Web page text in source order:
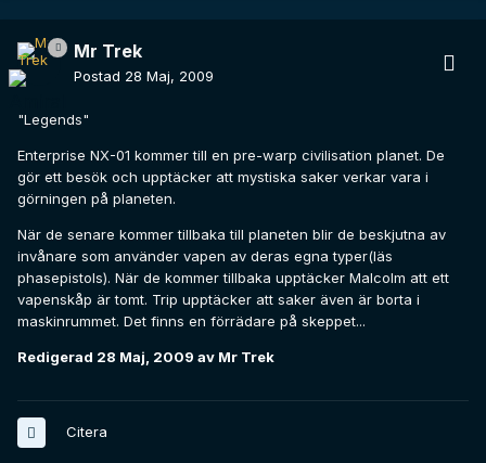
Mr Trek
Postad 28 Maj, 2009
"Legends"
Enterprise NX-01 kommer till en pre-warp civilisation planet. De
gör ett besök och upptäcker att mystiska saker verkar vara i
görningen på planeten.
När de senare kommer tillbaka till planeten blir de beskjutna av
invånare som använder vapen av deras egna typer(läs
phasepistols). När de kommer tillbaka upptäcker Malcolm att ett
vapenskåp är tomt. Trip upptäcker att saker även är borta i
maskinrummet. Det finns en förrädare på skeppet...
Redigerad 28 Maj, 2009 av Mr Trek
Citera